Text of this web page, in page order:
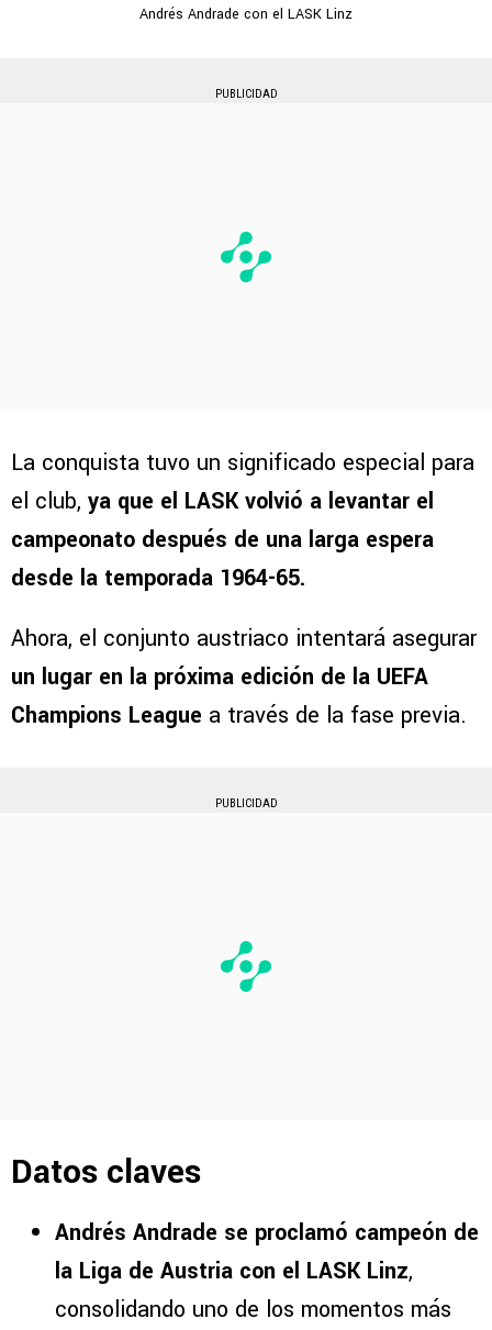
Andrés Andrade con el LASK Linz
PUBLICIDAD
La conquista tuvo un significado especial para
el club, ya que el LASK volvió a levantar el
campeonato después de una larga espera
desde la temporada 1964-65.
Ahora, el conjunto austriaco intentará asegurar
un lugar en la próxima edición de la UEFA
Champions League a través de la fase previa.
PUBLICIDAD
Datos claves
Andrés Andrade se proclamó campeón de
la Liga de Austria con el LASK Linz,
consolidando uno de los momentos más